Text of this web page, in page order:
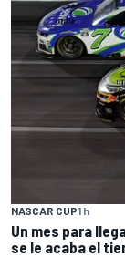
NASCAR CUP1 h
Un mes para
se le acaba el